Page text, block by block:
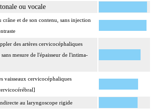
ou vocale
crâne et de son contenu, sans injection
des artères cervicocéphaliques
mesure de l'épaisseur de l'intima-
vaisseaux cervicocéphaliques
au laryngoscope rigide